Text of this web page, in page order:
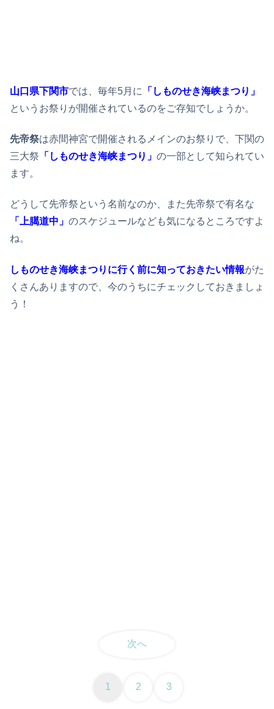
山口県下関市では、毎年5月に
「しものせき海峡まつり」
というお祭りが開催されているのをご存知でしょうか。
先帝祭は赤間神宮で開催されるメインのお祭りで、下関の
三大祭 「しものせき海峡まつり」 の一部として知られてい
ます。
どうして先帝祭という名前なのか、また先帝祭で有名な
「上臈道中」 のスケジュールなども気になるところですよ
ね。
しものせき海峡まつり に行く前に知っておきたい情報がた
くさんありますので、今のうちにチェックしておきましょ
う！
次へ
1 2 3